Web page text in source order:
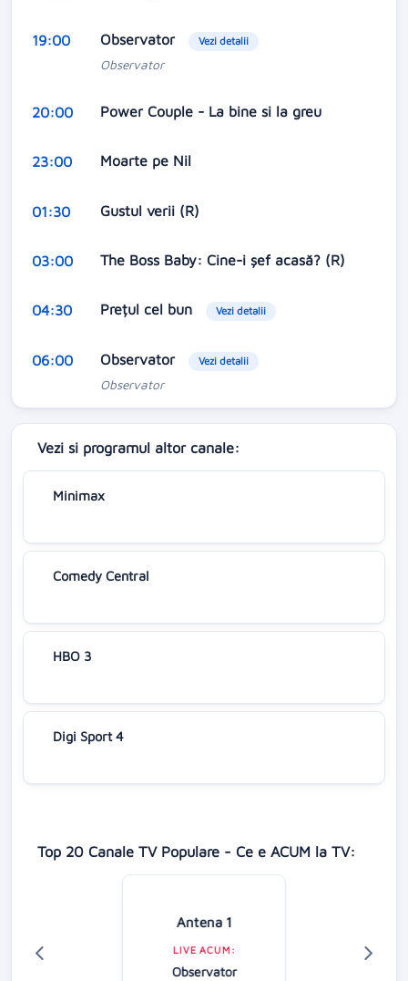
19:00 Observator Vezi detalii
Observator
20:00 Power Couple - La bine si la greu
23:00 Moarte pe Nil
01:30 Gustul verii (R)
03:00 The Boss Baby: Cine-i şef acasă? (R)
04:30 Prețul cel bun Vezi detalii
06:00 Observator Vezi detalii
Observator
Vezi si programul altor canale:
Minimax
Comedy Central
HBO 3
Digi Sport 4
Top 20 Canale TV Populare - Ce e ACUM la TV:
Antena 1
LIVE ACUM:
Observator